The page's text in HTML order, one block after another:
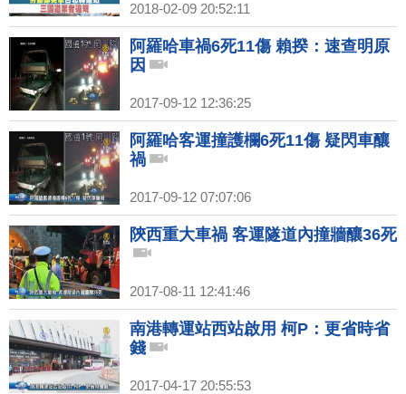
2018-02-09 20:52:11
阿羅哈車禍6死11傷 賴揆：速查明原
因
2017-09-12 12:36:25
阿羅哈客運撞護欄6死11傷 疑閃車釀
禍
2017-09-12 07:07:06
陝西重大車禍 客運隧道內撞牆釀36死
2017-08-11 12:41:46
南港轉運站西站啟用 柯P：更省時省
錢
2017-04-17 20:55:53